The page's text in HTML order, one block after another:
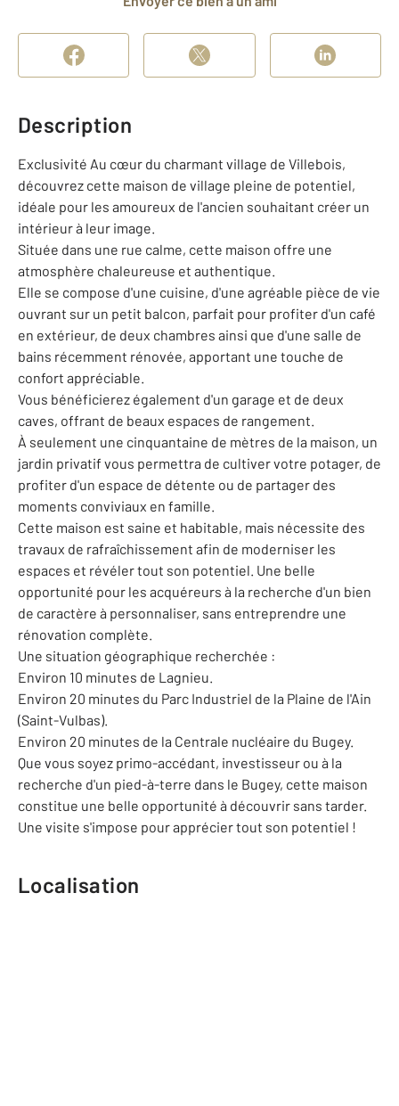
Description
Exclusivité Au cœur du charmant village de Villebois,
découvrez cette maison de village pleine de potentiel,
idéale pour les amoureux de l'ancien souhaitant créer un
intérieur à leur image.
Située dans une rue calme, cette maison offre une
atmosphère chaleureuse et authentique.
Elle se compose d'une cuisine, d'une agréable pièce de vie
ouvrant sur un petit balcon, parfait pour profiter d'un café
en extérieur, de deux chambres ainsi que d'une salle de
bains récemment rénovée, apportant une touche de
confort appréciable.
Vous bénéficierez également d'un garage et de deux
caves, offrant de beaux espaces de rangement.
À seulement une cinquantaine de mètres de la maison, un
jardin privatif vous permettra de cultiver votre potager, de
profiter d'un espace de détente ou de partager des
moments conviviaux en famille.
Cette maison est saine et habitable, mais nécessite des
travaux de rafraîchissement afin de moderniser les
espaces et révéler tout son potentiel. Une belle
opportunité pour les acquéreurs à la recherche d'un bien
de caractère à personnaliser, sans entreprendre une
rénovation complète.
Une situation géographique recherchée :
Environ 10 minutes de Lagnieu.
Environ 20 minutes du Parc Industriel de la Plaine de l'Ain
(Saint-Vulbas).
Environ 20 minutes de la Centrale nucléaire du Bugey.
Que vous soyez primo-accédant, investisseur ou à la
recherche d'un pied-à-terre dans le Bugey, cette maison
constitue une belle opportunité à découvrir sans tarder.
Une visite s'impose pour apprécier tout son potentiel !
Localisation